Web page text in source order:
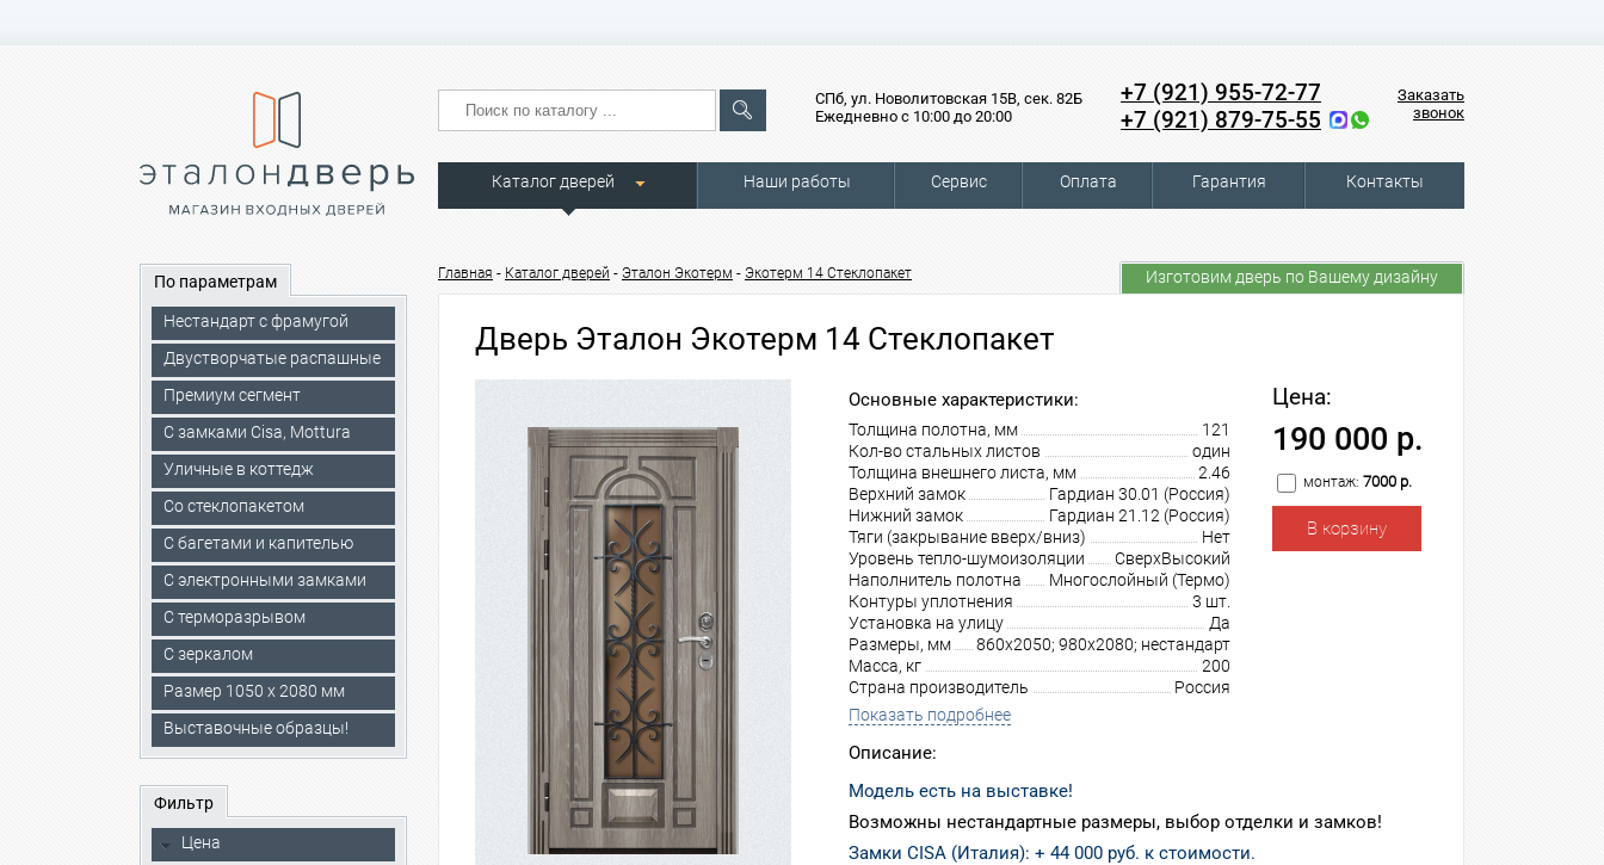
СПб, ул. Новолитовская 15В, сек. 82Б
Ежедневно с 10:00 до 20:00
+7 (921) 955-72-77
+7 (921) 879-75-55
Заказать
звонок
Каталог дверей Наши работы Сервис Оплата Гарантия Контакты
По параметрам
Нестандарт с фрамугой
Двустворчатые распашные
Премиум сегмент
C замками Cisa, Mottura
Уличные в коттедж
Со стеклопакетом
С багетами и капителью
C электронными замками
С терморазрывом
С зеркалом
Размер 1050 х 2080 мм
Выставочные образцы!
Фильтр
Цена
Главная - Каталог дверей - Эталон Экотерм - Экотерм 14 Стеклопакет Изготовим дверь по Вашему дизайну
Дверь Эталон Экотерм 14 Стеклопакет
Основные характеристики:
Толщина полотна, мм
121
Кол-во стальных листов
один
Толщина внешнего листа, мм
2.46
Верхний замок
Гардиан 30.01 (Россия)
Нижний замок
Гардиан 21.12 (Россия)
Тяги (закрывание вверх/вниз)
Нет
Уровень тепло-шумоизоляции
СверхВысокий
Наполнитель полотна
Многослойный (Термо)
Контуры уплотнения
3 шт.
Установка на улицу
Да
Размеры, мм
860х2050; 980х2080; нестандарт
Масса, кг
200
Страна производитель
Россия
Показать подробнее
Цена:
190 000 р.
монтаж: 7000 р.
Описание:
Модель есть на выставке!
Возможны нестандартные размеры, выбор отделки и замков!
Замки CISA (Италия): + 44 000 руб. к стоимости.